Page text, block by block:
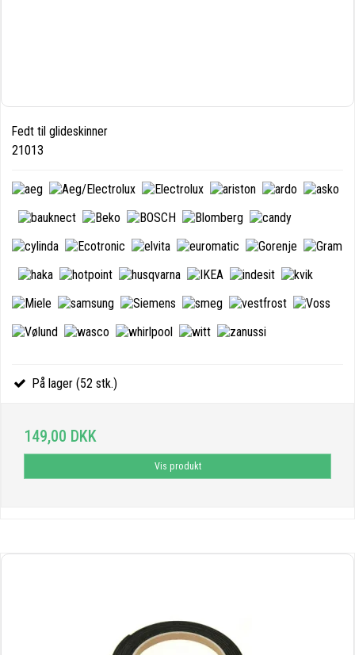
Fedt til glideskinner
21013
På lager (52 stk.)
149,00 DKK
Vis produkt